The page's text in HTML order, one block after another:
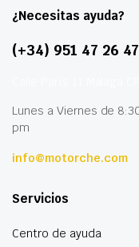
¿Necesitas ayuda?
(+34) 951 47 26 47
Lunes a Viernes de
pm
info@motorche.com
Servicios
Centro de ayuda